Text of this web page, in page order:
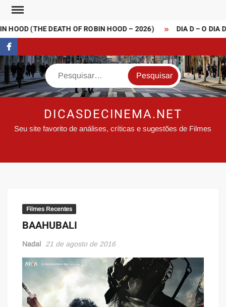
Skip
content(THE DEATH OF ROBIN HOOD – 2026) DIA D – O DIA
FaceBook
Search
DICASDECINEMA.NET
Seu site favorito de análises, críticas e sugestões de Filmes
Filmes Recentes
BAAHUBALI
Nadal 21 de agosto de 2016